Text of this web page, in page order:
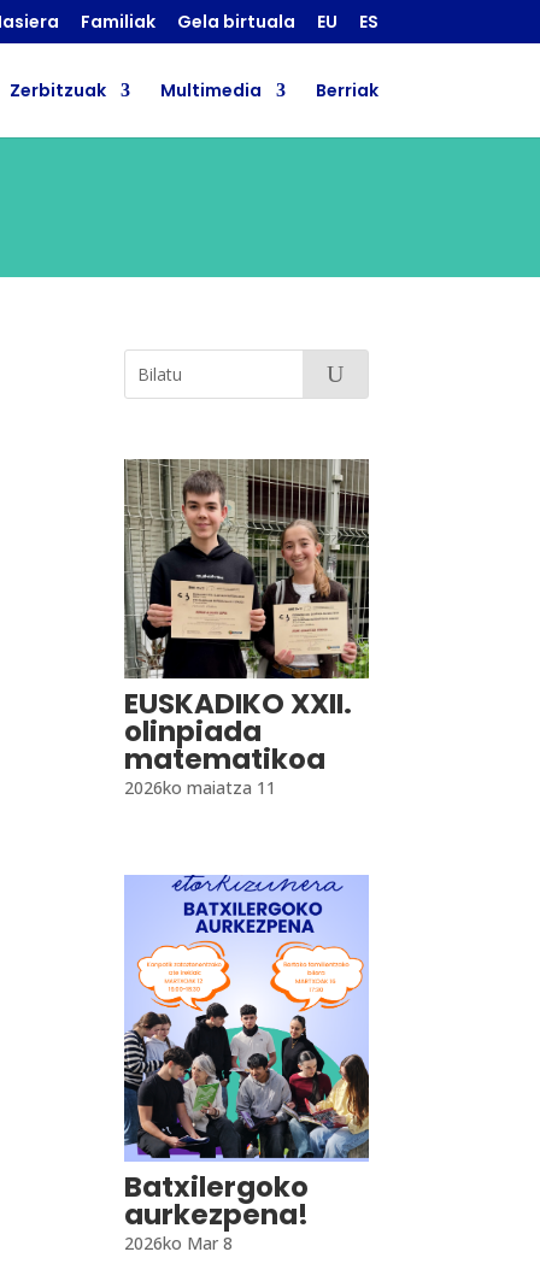
Familiak Gela birtuala EU ES
Zerbitzuak Multimedia Berriak
EUSKADIKO XXII.
olinpiada
matematikoa
2026ko maiatza 11
Batxilergoko
aurkezpena!
2026ko Mar 8